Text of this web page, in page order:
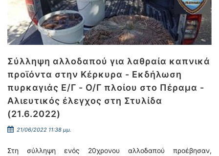
Σύλληψη αλλοδαπού για λαθραία καπνικά
προϊόντα στην Κέρκυρα - Εκδήλωση
πυρκαγιάς Ε/Γ - Ο/Γ πλοίου στο Πέραμα -
Αλιευτικός έλεγχος στη Στυλίδα
(21.6.2022)
21/06/2022 11:38 μμ.
Στη σύλληψη ενός 20χρονου αλλοδαπού προέβησαν,